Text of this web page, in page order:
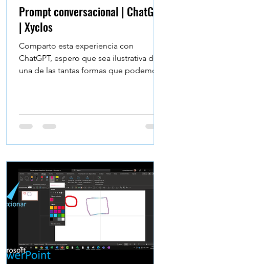
Prompt conversacional | ChatGPT
| Xyclos
Comparto esta experiencia con
ChatGPT, espero que sea ilustrativa de
una de las tantas formas que podemos